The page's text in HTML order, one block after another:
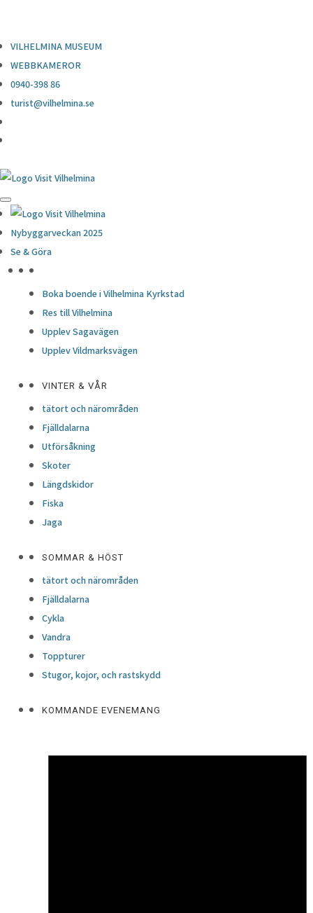
VILHELMINA MUSEUM
WEBBKAMEROR
0940-398 86
turist@vilhelmina.se
Nybyggarveckan 2025
Se & Göra
Boka boende i Vilhelmina Kyrkstad
Res till Vilhelmina
Upplev Sagavägen
Upplev Vildmarksvägen
VINTER & VÅR
tätort och närområden
Fjälldalarna
Utförsåkning
Skoter
Längdskidor
Fiska
Jaga
SOMMAR & HÖST
tätort och närområden
Fjälldalarna
Cykla
Vandra
Toppturer
Stugor, kojor, och rastskydd
KOMMANDE EVENEMANG